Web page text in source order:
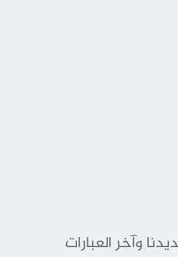
وآخر العبارات